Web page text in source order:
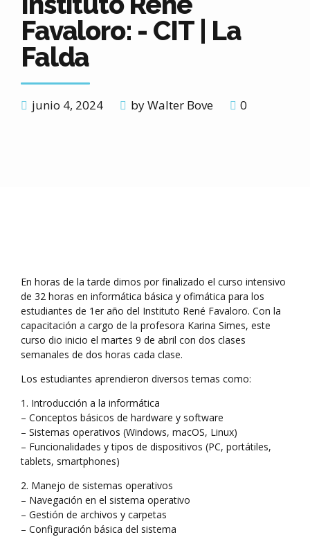
Favaloro: - CIT | La
Falda
junio 4, 2024 by Walter Bove 0
En horas de la tarde dimos por finalizado el curso intensivo
de 32 horas en informática básica y ofimática para los
estudiantes de 1er año del Instituto René Favaloro. Con la
capacitación a cargo de la profesora Karina Simes, este
curso dio inicio el martes 9 de abril con dos clases
semanales de dos horas cada clase.
Los estudiantes aprendieron diversos temas como:
1. Introducción a la informática
– Conceptos básicos de hardware y software
– Sistemas operativos (Windows, macOS, Linux)
– Funcionalidades y tipos de dispositivos (PC, portátiles,
tablets, smartphones)
2. Manejo de sistemas operativos
– Navegación en el sistema operativo
– Gestión de archivos y carpetas
– Configuración básica del sistema